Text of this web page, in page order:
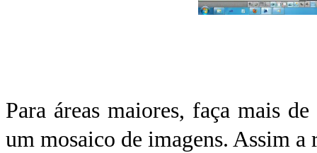
Para áreas maiores, faça mais
um mosaico de imagens. Assim